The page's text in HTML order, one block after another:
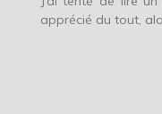
apprécié du tout,